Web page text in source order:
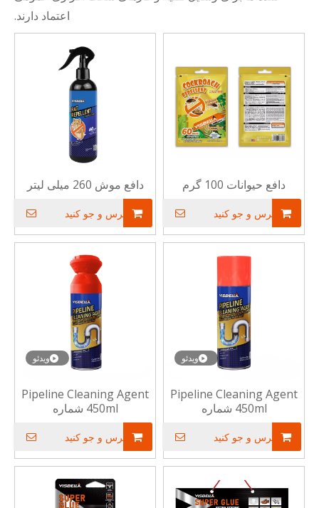
اعتماد دارند.
دافع حیوانات 100 گرم
پرس و جو کنید
دافع موش 260 میلی لیتر
پرس و جو کنید
ویدئو
Pipeline Cleaning Agent
450ml شماره
قطعه:PCA0450C
پرس و جو کنید
ویدئو
Pipeline Cleaning Agent
450ml شماره
قطعه:PCA0450Ca
پرس و جو کنید